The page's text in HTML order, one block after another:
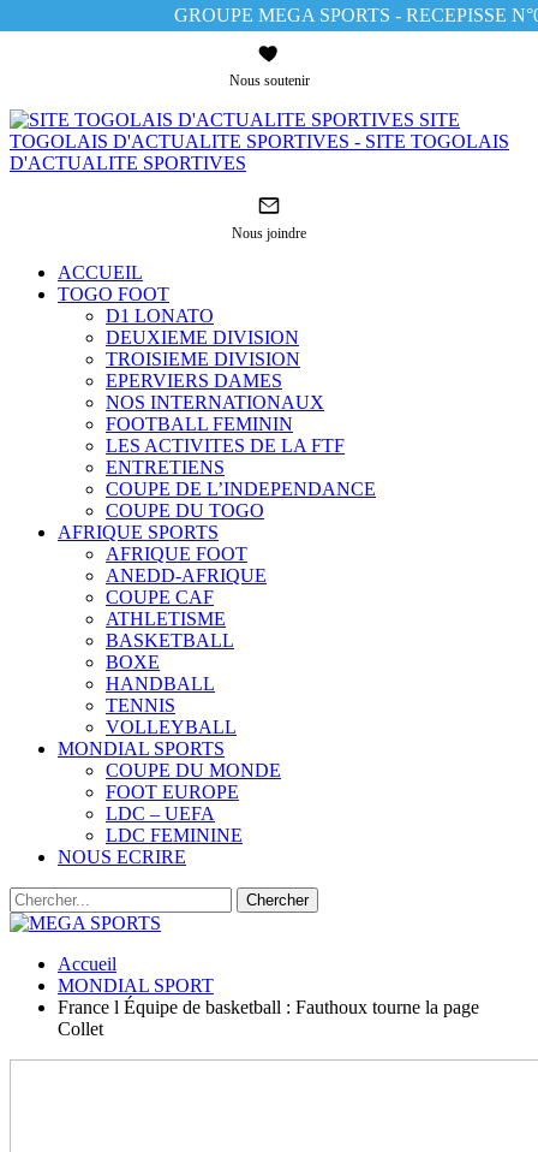
GROUPE MEGA SPORTS - RECEPISSE
Nous soutenir
SITE
TOGOLAIS D'ACTUALITE SPORTIVES - SITE TOGOLAIS
D'ACTUALITE SPORTIVES
Nous joindre
ACCUEIL
TOGO FOOT
D1 LONATO
DEUXIEME DIVISION
TROISIEME DIVISION
EPERVIERS DAMES
NOS INTERNATIONAUX
FOOTBALL FEMININ
LES ACTIVITES DE LA FTF
ENTRETIENS
COUPE DE L’INDEPENDANCE
COUPE DU TOGO
AFRIQUE SPORTS
AFRIQUE FOOT
ANEDD-AFRIQUE
COUPE CAF
ATHLETISME
BASKETBALL
BOXE
HANDBALL
TENNIS
VOLLEYBALL
MONDIAL SPORTS
COUPE DU MONDE
FOOT EUROPE
LDC – UEFA
LDC FEMININE
NOUS ECRIRE
Accueil
MONDIAL SPORT
France l Équipe de basketball : Fauthoux tourne la page
Collet